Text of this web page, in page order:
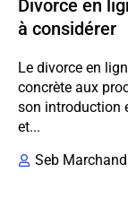
Divorce en
à considérer
Le divorce en
concrète aux
son introduction
et...
Seb Marchand